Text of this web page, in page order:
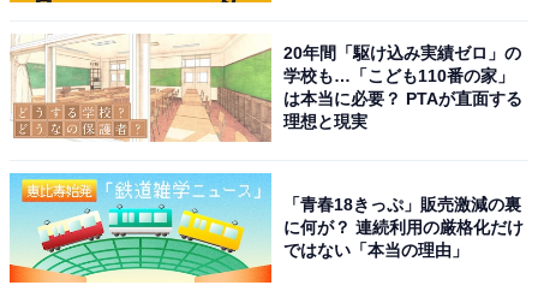
ることもあるため（自動車・機械 36歳女性）
場合によっては必要だと思う人からは、主な連絡手段は
メールやチャットであることがうかがえます。緊急時な
どテキストでやり取りするよりも迅速な対応が求められ
るときは、電話は必要だといえそうです。
20年間「駆け込み実績ゼロ」の
学校も…「こども110番の家」
は本当に必要？ PTAが直面する
理想と現実
「青春18きっぷ」販売激減の裏
に何が？ 連続利用の厳格化だけ
ではない「本当の理由」